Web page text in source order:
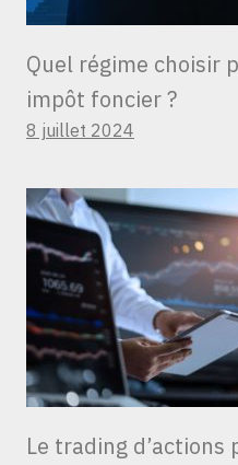
Quel régime choisir
impôt foncier ?
8 juillet 2024
Le trading